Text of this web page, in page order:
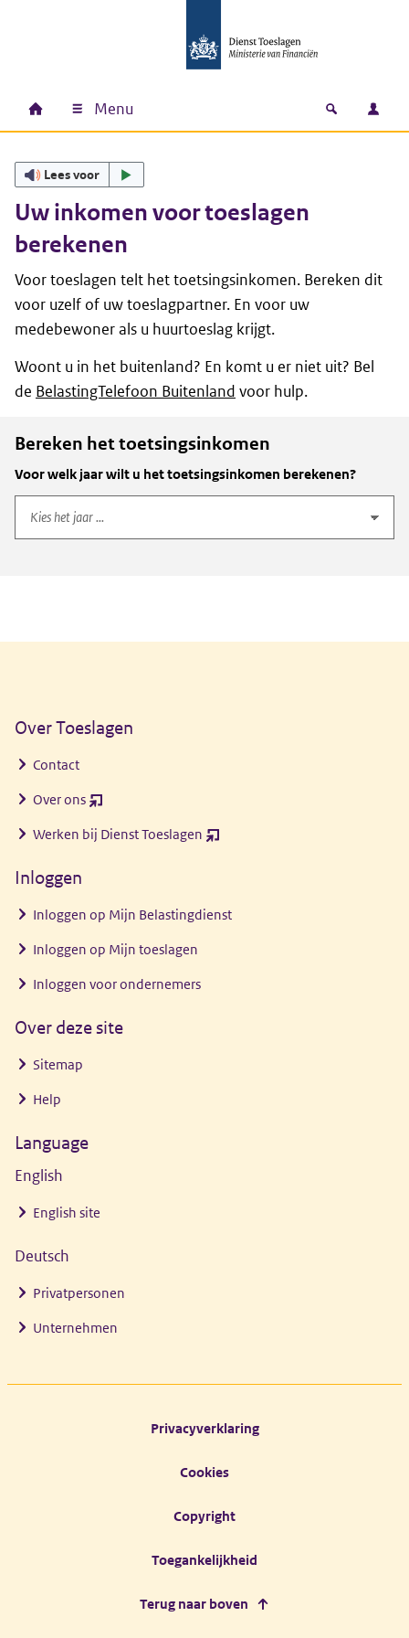
Hoofdnavigatie
Home Menu Open
Lees voor
Uw inkomen voor toeslagen
berekenen
Voor toeslagen telt het toetsingsinkomen. Bereken dit
voor uzelf of uw toeslagpartner. En voor uw
medebewoner als u huurtoeslag krijgt.
Woont u in het buitenland? En komt u er niet uit? Bel
de BelastingTelefoon Buitenland voor hulp.
Bereken het toetsingsinkomen
Voor welk jaar wilt u het toetsingsinkomen berekenen?
Over Toeslagen
Contact
Over ons (opent
venster)
Werken bij Dienst Toeslagen (opent
Inloggen
Inloggen op Mijn Belastingdienst
Inloggen op Mijn toeslagen
Inloggen voor ondernemers
Over deze site
Sitemap
Help
Language
English
English site
Deutsch
Privatpersonen
Unternehmen
Privacyverklaring
Cookies
Copyright
Toegankelijkheid
Terug naar boven